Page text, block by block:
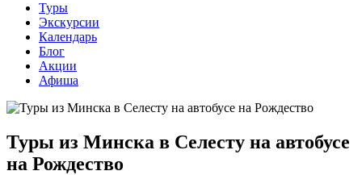
Туры
Экскурсии
Календарь
Блог
Акции
Афиша
Туры из Минска в Селесту на автобусе
на Рождество